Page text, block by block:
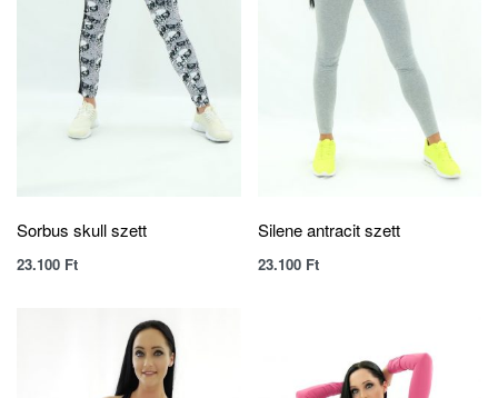
Sorbus skull szett
23.100 Ft
Silene antracit szett
23.100 Ft